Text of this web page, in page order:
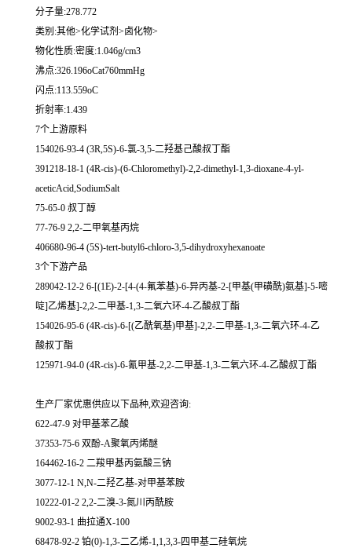
分子量:278.772
类别:其他>化学试剂>卤化物>
物化性质:密度:1.046g/cm3
沸点:326.196oCat760mmHg
闪点:113.559oC
折射率:1.439
7个上游原料
154026-93-4 (3R,5S)-6-氯-3,5-二羟基己酸叔丁酯
391218-18-1 (4R-cis)-(6-Chloromethyl)-2,2-dimethyl-1,3-dioxane-4-yl-
aceticAcid,SodiumSalt
75-65-0 叔丁醇
77-76-9 2,2-二甲氧基丙烷
406680-96-4 (5S)-tert-butyl6-chloro-3,5-dihydroxyhexanoate
3个下游产品
289042-12-2 6-[(1E)-2-[4-(4-氟苯基)-6-异丙基-2-[甲基(甲磺酰)氨基]-5-嘧
啶]乙烯基]-2,2-二甲基-1,3-二氧六环-4-乙酸叔丁酯
154026-95-6 (4R-cis)-6-[(乙酰氧基)甲基]-2,2-二甲基-1,3-二氧六环-4-乙
酸叔丁酯
125971-94-0 (4R-cis)-6-氰甲基-2,2-二甲基-1,3-二氧六环-4-乙酸叔丁酯
生产厂家优惠供应以下品种,欢迎咨询:
622-47-9 对甲基苯乙酸
37353-75-6 双酚-A聚氧丙烯醚
164462-16-2 二羧甲基丙氨酸三钠
3077-12-1 N,N-二羟乙基-对甲基苯胺
10222-01-2 2,2-二溴-3-氮川丙酰胺
9002-93-1 曲拉通X-100
68478-92-2 铂(0)-1,3-二乙烯-1,1,3,3-四甲基二硅氧烷